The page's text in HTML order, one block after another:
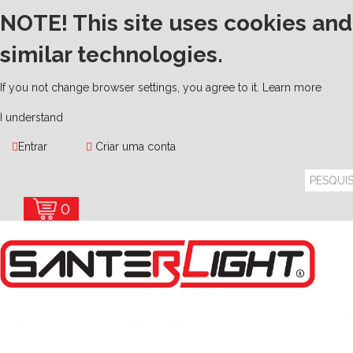
NOTE! This site uses cookies and
similar technologies.
If you not change browser settings, you agree to it. Learn more
I understand
Entrar Criar uma conta
0